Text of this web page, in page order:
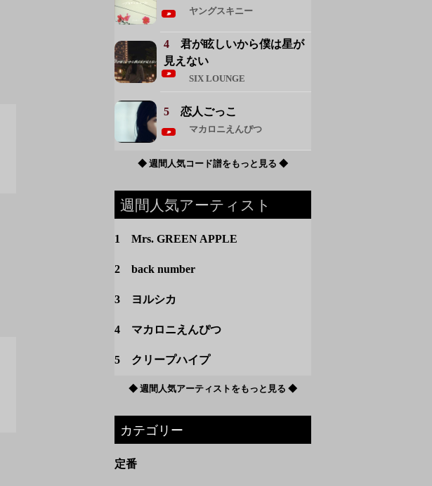
ヤングスキニー
4 君が眩しいから僕は星が
見えない
SIX LOUNGE
5 恋人ごっこ
マカロニえんぴつ
◆ 週間人気コード譜をもっと見る ◆
週間人気アーティスト
1 Mrs. GREEN APPLE
2 back number
3 ヨルシカ
4 マカロニえんぴつ
5 クリープハイプ
◆ 週間人気アーティストをもっと見る ◆
カテゴリー
定番